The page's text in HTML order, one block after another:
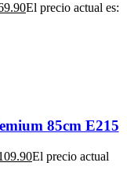
El precio actual es:
85cm E215
El precio actual